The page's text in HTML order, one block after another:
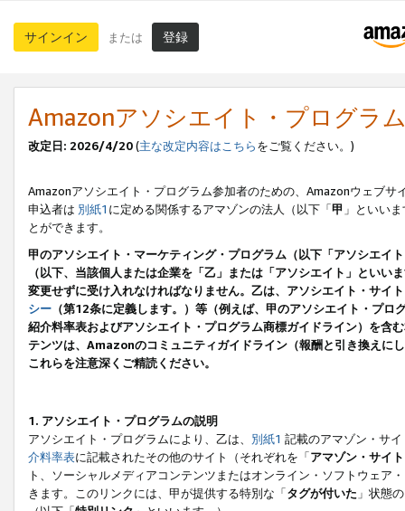
サインイン または 登録
Amazonアソシエイト・プログラ
改定日: 2026/4/20(主な改定内容はこちらをご覧ください。)
Amazonアソシエイト・プログラム参加者のための、Amazonウェブサ
申込者は 別紙1 に定める関係するアマゾンの法人（以下「甲 」といい
とができます。
甲のアソシエイト・マーケティング・プログラム（以下「アソシエイ
（以下、当該個人または企業を「乙」または「アソシエイト」とい
変更せずに受け入れなければなりません。乙は、アソシエイト・サイ
シー （第12条に定義します。）等（例えば、甲のアソシエイト・プ
紹介料率表およびアソシエイト・プログラム商標ガイドライン）を
テンツは、Amazonのコミュニティガイドライン（報酬と引き換えに
これらを注意深くご精読ください。
1. アソシエイト・プログラムの説明
アソシエイト・プログラムにより、乙は、 別紙1 記載のアマゾン・サ
介料率表に記載されたその他のサイト（それぞれを「アマゾン・サイト
ト、ソーシャルメディアコンテンツまたはオンライン・ソフトウェア
きます。このリンクには、甲が提供する特別な「タグが付いた 」状態